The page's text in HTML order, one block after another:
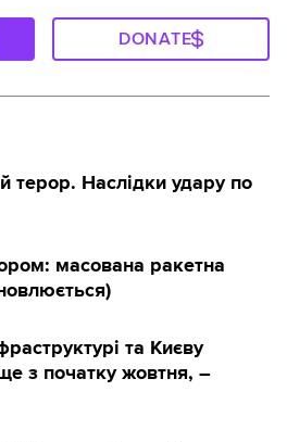
DONATE
терор. Наслідки удару по
масована ракетна
та Києву
з початку жовтня, –